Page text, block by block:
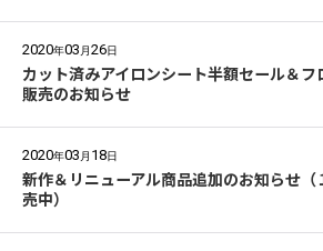
2020年03月26日
カット済みアイロンシート半額セール＆フ
販売のお知らせ
2020年03月 18日
新作＆リニューアル商品追加のお知らせ（
売中）